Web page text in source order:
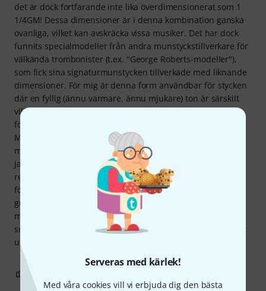
Serveras med kärlek!
Med våra cookies vill vi erbjuda dig den bästa
det är dock fortfarande inte lika överdimensionerat som 1
1/4GM! Dessa dimensioner är i denna kombination ganska
ovanliga, vilket kan avskräcka vissa musiker. Det har dock
funnits specialmodeller från andra munstyckstillverkare för
välkända trombonister (t.ex. "George Roberts-modeller"),
som fick sina signaturmunstycken tillverkade med liknande
dimensioner. För mig är denna form användbar för stycken
där en fyllig (ännu varmare, ännu mjukare) ton är särskilt
viktig. Den mindre diametern, med sin djupa kopp, är
fördelaktig för de sällsynta högre registren i dessa stycken.
Men för användning i exempelvis ett storband är
munstycket inte tillräckligt "spontan och krispigt" för mig.
Jag tycker också att OAL saknar briljans något i det höga
registret (från ungefär d' till d''), men detta är inte
förvånande med tanke på koppdjupet. Tyvärr börjar
guldpläteringen avta, och detta sker på mindre än tre år
med relativt lite användning! (Även om jag har haft vekar
som förblivit guldpläterade i över sju år.) Jag skulle ha velat
utnyttja treårsgarantin, men den avfärdas... :((
16